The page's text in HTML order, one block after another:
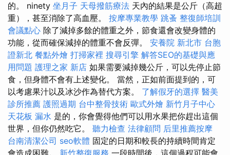
的。 ninety 坐月子 天母撥筋療法 天內的結果是公斤（高超
重），甚至消除了高血壓。 按摩專業教學 跳蚤 整復師培訓
會議點心 除了減掉多餘的體重之外，節食還會改變身體的
功能，從而確保減掉的體重不會反彈。 安養院 新北市 台胞
證新北 餐點外燴 打掃家裡 搜尋引擎 解答SEO的基礎與應
用問題 護理之家 新店 如果需要減掉幾公斤，可以先停止節
食，但身體不會有上述變化。 當然，正如前面提到的，可
以考慮果汁以及冰沙作為替代方案。 了解假牙的選擇 醫美
診所推薦 護照過期 台中整骨技術 歐式外燴 新竹月子中心
天花板 漏水 是的，你會覺得他們可以用水果把你趕出這個
世界，但你仍然吃它。 聽力檢查 法律顧問 后里推薦按摩
台南清潔公司 seo軟體 固定的日期和較長的持續時間肯定
會造成困難。 新竹整復服務 一段時間後，這個過程可能會